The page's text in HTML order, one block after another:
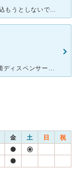
新しくて優しくて丁寧です 年でも削って詰め込もうとしないで、削るのは最小限に抑えてくださるので治療が早く、何回も何回も引きずって来院させられることがなく助かっています。 3か月に１回歯石鳥と、歯磨
新しい歯科なので院内は清潔、スリッパも除菌ディスペンサーから都度出すかたちになっています。 待合にも絵本とキッズスペースがあり、おもちゃも置いてあります。 先生は優しく穏やかでよく話を聞いてく
金 土 日 祝